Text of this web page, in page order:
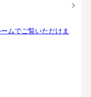
ムでご覧いただけま